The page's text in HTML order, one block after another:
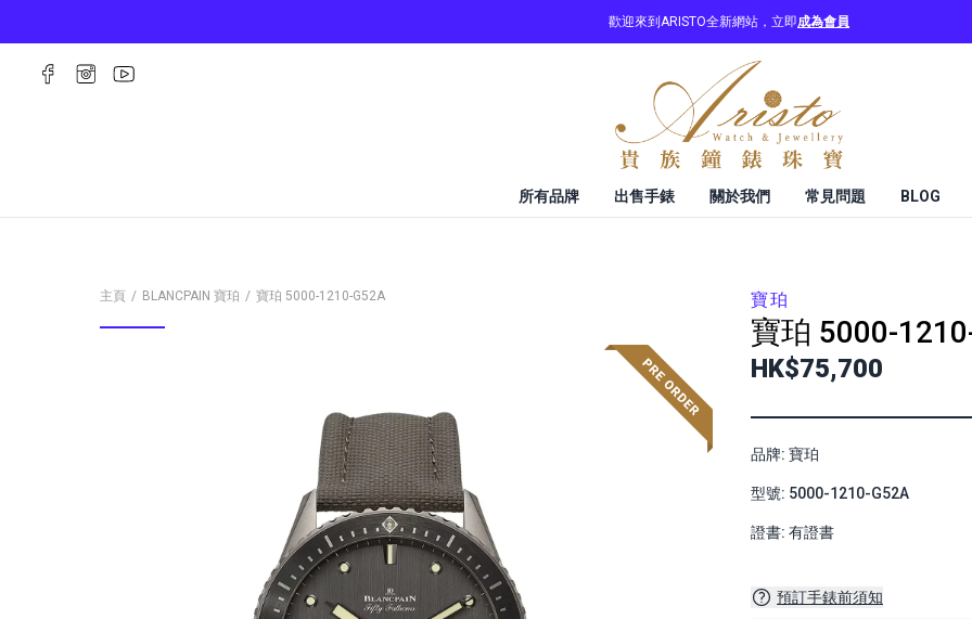
歡迎來到ARISTO全新網站，立即成為會員
所有品牌 出售手錶 關於我們 常見問題 BLOG
主頁 BLANCPAIN 寶珀 寶珀 5000-1210-G52A 寶珀
寶珀 5000-
HK$75,700
品牌: 寶珀
型號: 5000-1210-G52A
證書: 有證書
預訂手錶前須知